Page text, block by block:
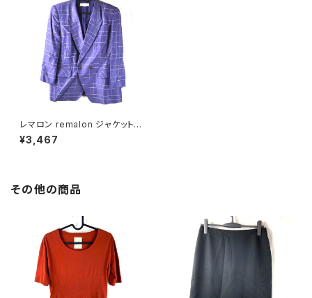
レマロン remalon ジャケット
長袖 格子柄 肩パッド 紫 9016
31
¥3,467
その他の商品